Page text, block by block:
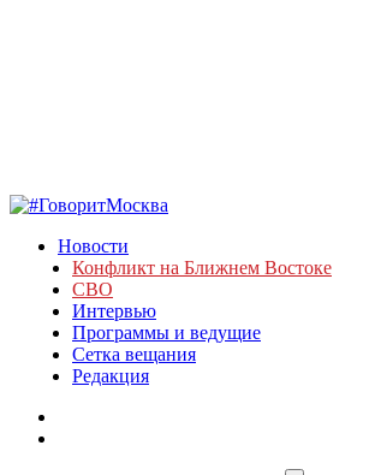
Новости
Конфликт на Ближнем Востоке
СВО
Интервью
Программы и ведущие
Сетка вещания
Редакция